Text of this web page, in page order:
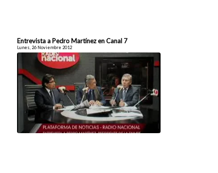
Entrevista a Pedro Martínez en Canal 7
Lunes, 26 Noviembre 2012